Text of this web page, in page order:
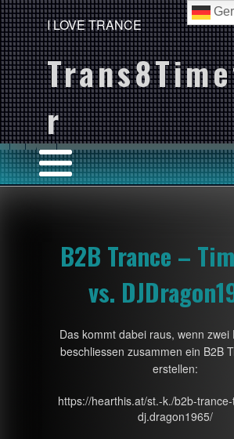
I LOVE TRANCE
r
B2B Trance –
vs.
Das kommt dabei raus, wenn zwei
beschliessen zusammen ein B2B
erstellen:
https://hearthis.at/st.-k./b2b-
dj.dragon1965/